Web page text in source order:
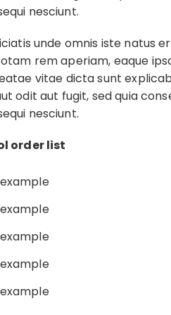
nesciunt.
unde omnis iste natus
rem aperiam, eaque
vitae dicta sunt
odit aut fugit, sed quia
nesciunt.
order list